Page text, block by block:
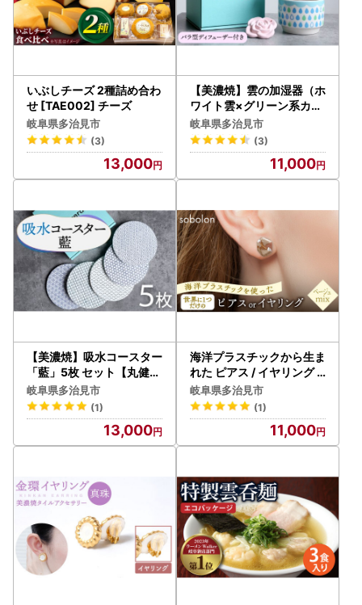
いぶしチーズ 2種詰め合わ
せ [TAE002] チーズ
岐阜県多治見市
(3)
13,000
【美濃焼】雲の加湿器（ホ
ワイト雲×グリーン系カッ
プ）＋ ディフューザー（
ピンクバラ）【丸健製陶】
[TAY009]
岐阜県多治見市
(3)
11,000
【美濃焼】吸水コースター
「藍」5枚 セット【丸健製
陶】 [TAY017]
岐阜県多治見市
(1)
13,000
海洋プラスチックから生ま
れた ピアス / イヤリング s
obolon いびつちゃん ベー
ジュMIX 多治見市[TFC01
6]
岐阜県多治見市
(1)
11,000